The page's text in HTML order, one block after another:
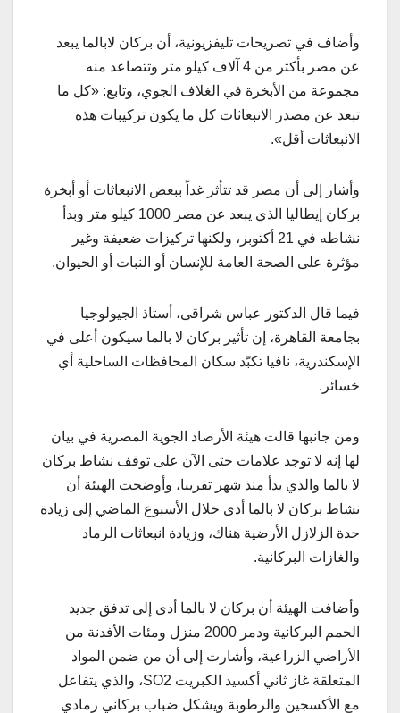
وأضاف في تصريحات تليفزيونية، أن بركان لابالما يبعد
عن مصر بأكثر من 4 آلاف كيلو متر وتتصاعد منه
مجموعة من الأبخرة في الغلاف الجوي، وتابع: «كل ما
تبعد عن مصدر الانبعاثات كل ما يكون تركيبات هذه
الانبعاثات أقل».
وأشار إلى أن مصر قد تتأثر غداً ببعض الانبعاثات أو أبخرة
بركان إيطاليا الذي يبعد عن مصر 1000 كيلو متر وبدأ
نشاطه في 21 أكتوبر، ولكنها تركيزات ضعيفة وغير
مؤثرة على الصحة العامة للإنسان أو النبات أو الحيوان.
فيما قال الدكتور عباس شراقى، أستاذ الجيولوجيا
بجامعة القاهرة، إن تأثير بركان لا بالما سيكون أعلى في
الإسكندرية، نافيا تكبّد سكان المحافظات الساحلية أي
خسائر.
ومن جانبها قالت هيئة الأرصاد الجوية المصرية في بيان
لها إنه لا توجد علامات حتى الآن على توقف نشاط بركان
لا بالما والذي بدأ منذ شهر تقريبا، وأوضحت الهيئة أن
نشاط بركان لا بالما أدى خلال الأسبوع الماضي إلى زيادة
حدة الزلازل الأرضية هناك، وزيادة انبعاثات الرماد
والغازات البركانية.
وأضافت الهيئة أن بركان لا بالما أدى إلى تدفق جديد
الحمم البركانية ودمر 2000 منزل ومئات الأفدنة من
الأراضي الزراعية، وأشارت إلى أن من ضمن المواد
المتعلقة غاز ثاني أكسيد الكبريت SO2، والذي يتفاعل
مع الأكسجين والرطوبة ويشكل ضباب بركاني رمادي